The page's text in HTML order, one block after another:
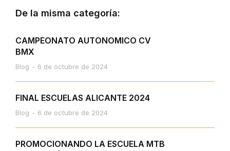
De la misma categoría:
CAMPEONATO AUTONOMICO CV
BMX
Blog 6 de octubre de 2024
FINAL ESCUELAS ALICANTE 2024
Blog 6 de octubre de 2024
PROMOCIONANDO LA ESCUELA MTB